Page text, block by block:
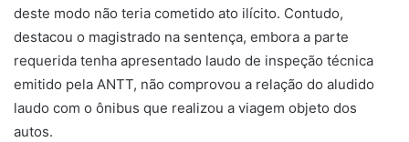
deste modo não teria cometido ato ilícito. Contudo,
destacou o magistrado na sentença, embora a parte
requerida tenha apresentado laudo de inspeção técnica
emitido pela ANTT, não comprovou a relação do aludido
laudo com o ônibus que realizou a viagem objeto dos
autos.